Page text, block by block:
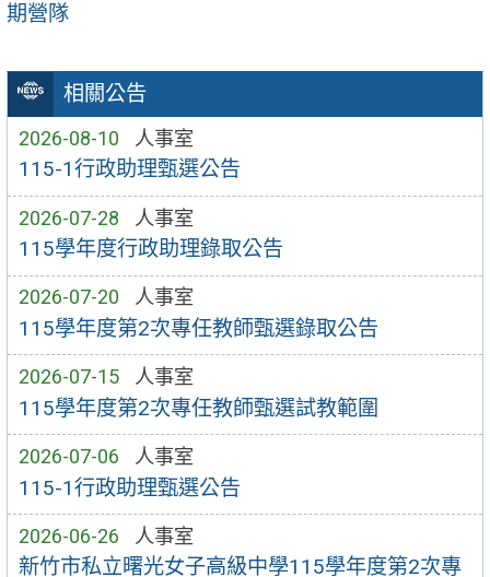
相關公告
2026-08-10 人事室
115-1行政助理甄選公告
2026-07-28 人事室
115學年度行政助理錄取公告
2026-07-20 人事室
115學年度第2次專任教師甄選錄取公告
2026-07-15 人事室
115學年度第2次專任教師甄選試教範圍
2026-07-06 人事室
115-1行政助理甄選公告
2026-06-26 人事室
新竹市私立曙光女子高級中學115學年度第2次專
期營隊